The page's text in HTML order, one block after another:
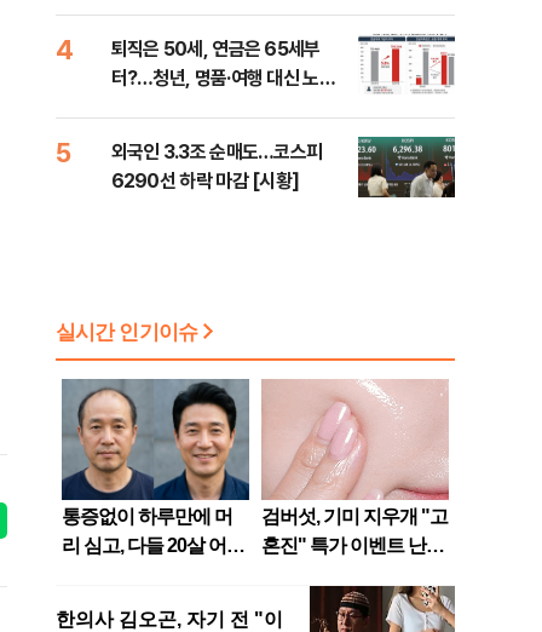
4
퇴직은 50세, 연금은 65세부
터?…청년, 명품·여행 대신 노후
5
외국인 3.3조 순매도…코스피
6290선 하락 마감 [시황]